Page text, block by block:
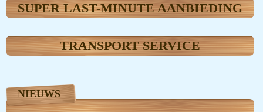
SUPER LAST-MINUTE AANBIEDING
TRANSPORT SERVICE
NIEUWS